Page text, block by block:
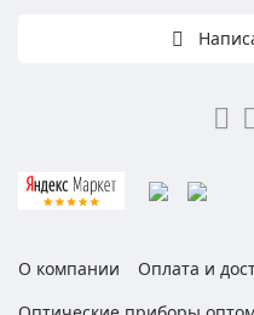
О компании
Оплата и